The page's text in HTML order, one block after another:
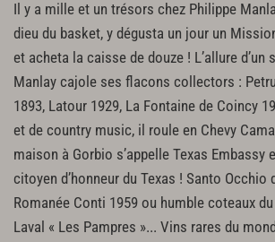
Il y a mille et un trésors chez Philippe
dieu du basket, y dégusta un jour un
et acheta la caisse de douze ! L’allure d’un
Manlay cajole ses flacons collectors :
1893, Latour 1929, La Fontaine de Coincy
et de country music, il roule en Chevy
maison à Gorbio s’appelle Texas Embassy
citoyen d’honneur du Texas ! Santo Occhio
Romanée Conti 1959 ou humble coteaux
Laval « Les Pampres »... Vins rares du